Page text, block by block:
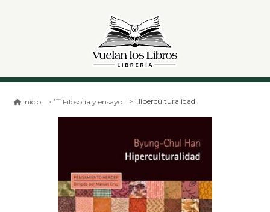
Inicio Filosofía y ensayo Hiperculturalidad